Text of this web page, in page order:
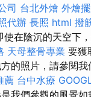
司 台北外燴 外燴
代辦 長照 html 撥
使在陰沉的天空下
天母整骨專業 要獲
的照片，請參閱我
薦 台中水療
我們參觀的風景